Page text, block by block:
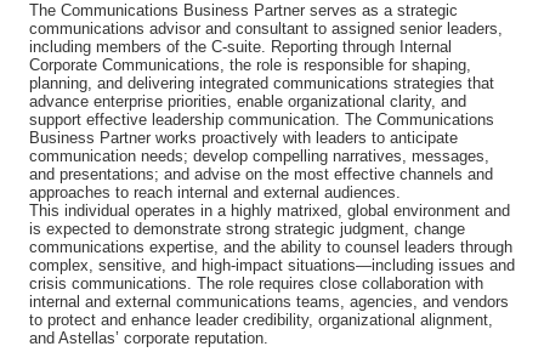
The Communications Business Partner serves as a strategic
communications advisor and consultant to assigned senior leaders,
including members of the C-suite. Reporting through Internal
Corporate Communications, the role is responsible for shaping,
planning, and delivering integrated communications strategies that
advance enterprise priorities, enable organizational clarity, and
support effective leadership communication. The Communications
Business Partner works proactively with leaders to anticipate
communication needs; develop compelling narratives, messages,
and presentations; and advise on the most effective channels and
approaches to reach internal and external audiences.
This individual operates in a highly matrixed, global environment and
is expected to demonstrate strong strategic judgment, change
communications expertise, and the ability to counsel leaders through
complex, sensitive, and high-impact situations—including issues and
crisis communications. The role requires close collaboration with
internal and external communications teams, agencies, and vendors
to protect and enhance leader credibility, organizational alignment,
and Astellas’ corporate reputation.